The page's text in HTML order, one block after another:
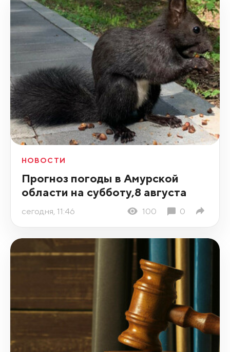
НОВОСТИ
Прогноз погоды в Амурской
области на субботу,8 августа
сегодня, 11:46 100 0